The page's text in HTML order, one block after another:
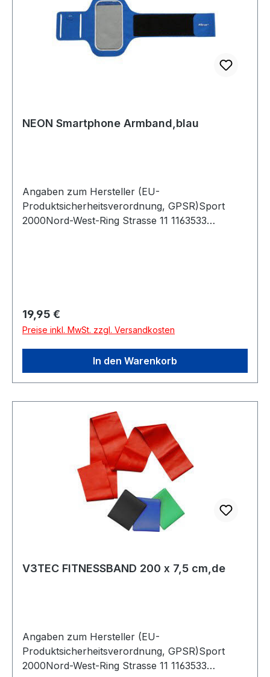
NEON Smartphone Armband,blau
Angaben zum Hersteller (EU-
Produktsicherheitsverordnung, GPSR)Sport
2000Nord-West-Ring Strasse 11 1163533
Regulärer Preis:
19,95 €
Preise inkl. MwSt. zzgl. Versandkosten
In den Warenkorb
V3TEC FITNESSBAND 200 x 7,5 cm,de
Angaben zum Hersteller (EU-
Produktsicherheitsverordnung, GPSR)Sport
2000Nord-West-Ring Strasse 11 1163533